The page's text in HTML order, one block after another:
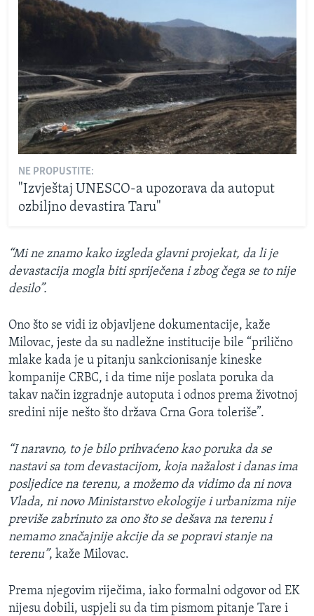
NE PROPUSTITE:
"Izvještaj UNESCO-a upozorava da autoput
ozbiljno devastira Taru"
“Mi ne znamo kako izgleda glavni projekat, da li je
devastacija mogla biti spriječena i zbog čega se to nije
desilo”.
Ono što se vidi iz objavljene dokumentacije, kaže
Milovac, jeste da su nadležne institucije bile “prilično
mlake kada je u pitanju sankcionisanje kineske
kompanije CRBC, i da time nije poslata poruka da
takav način izgradnje autoputa i odnos prema životnoj
sredini nije nešto što država Crna Gora toleriše”.
“I naravno, to je bilo prihvaćeno kao poruka da se
nastavi sa tom devastacijom, koja nažalost i danas ima
posljedice na terenu, a možemo da vidimo da ni nova
Vlada, ni novo Ministarstvo ekologije i urbanizma nije
previše zabrinuto za ono što se dešava na terenu i
nemamo značajnije akcije da se popravi stanje na
terenu”, kaže Milovac.
Prema njegovim riječima, iako formalni odgovor od EK
nijesu dobili, uspjeli su da tim pismom pitanje Tare i